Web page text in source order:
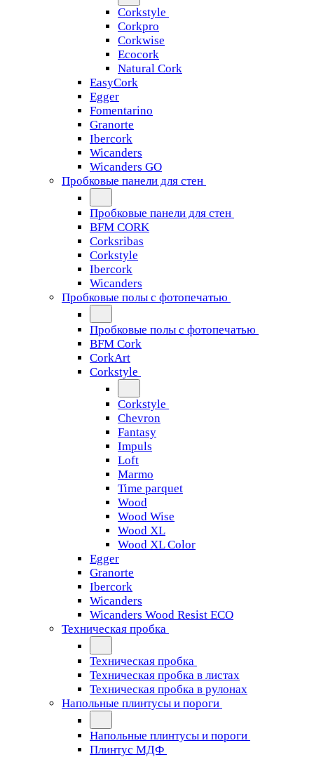
Corkstyle
Corkpro
Corkwise
Ecocork
Natural Cork
EasyCork
Egger
Fomentarino
Granorte
Ibercork
Wicanders
Wicanders GO
Пробковые панели для стен
Пробковые панели для стен
BFM CORK
Corksribas
Corkstyle
Ibercork
Wicanders
Пробковые полы с фотопечатью
Пробковые полы с фотопечатью
BFM Cork
CorkArt
Corkstyle
Corkstyle
Chevron
Fantasy
Impuls
Loft
Marmo
Time parquet
Wood
Wood Wise
Wood XL
Wood XL Color
Egger
Granorte
Ibercork
Wicanders
Wicanders Wood Resist ECO
Техническая пробка
Техническая пробка
Техническая пробка в листах
Техническая пробка в рулонах
Напольные плинтусы и пороги
Напольные плинтусы и пороги
Плинтус МДФ